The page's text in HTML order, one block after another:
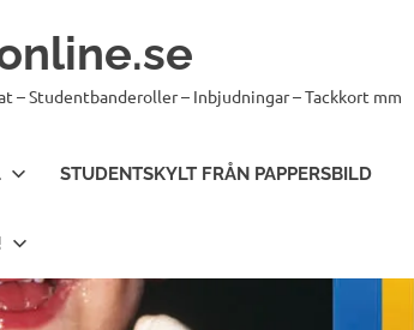
– Studentbanderoller – Inbjudningar – Tackkort mm
STUDENTSKYLT FRÅN PAPPERSBILD